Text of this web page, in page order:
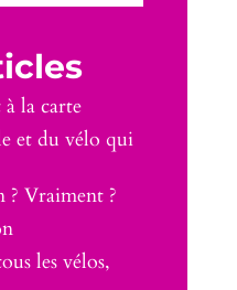
à la carte
et du vélo qui
Vraiment ?
les vélos,